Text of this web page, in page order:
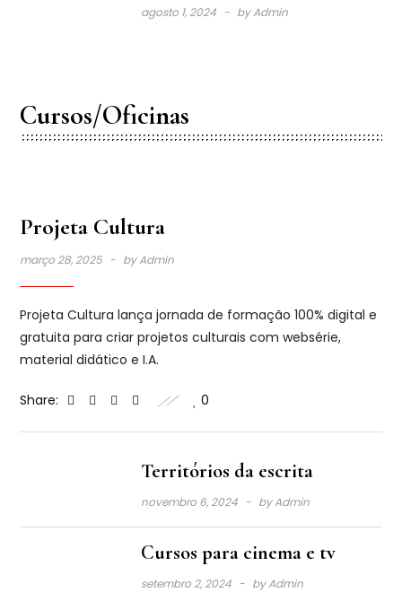
agosto 1, 2024 byAdmin
Cursos/oficinas
Projeta Cultura
março 28, 2025 byAdmin
Projeta Cultura lança jornada de formação 100% digital e
gratuita para criar projetos culturais com websérie,
material didático e I.A.
Share: 0
Territórios da escrita
novembro 6, 2024 byAdmin
Cursos para cinema e tv
setembro 2, 2024 byAdmin